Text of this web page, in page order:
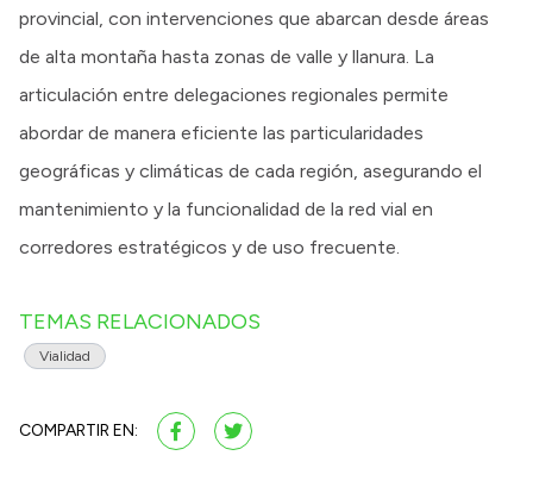
provincial, con intervenciones que abarcan desde áreas
de alta montaña hasta zonas de valle y llanura. La
articulación entre delegaciones regionales permite
abordar de manera eficiente las particularidades
geográficas y climáticas de cada región, asegurando el
mantenimiento y la funcionalidad de la red vial en
corredores estratégicos y de uso frecuente.
TEMAS RELACIONADOS
Vialidad
COMPARTIR EN: